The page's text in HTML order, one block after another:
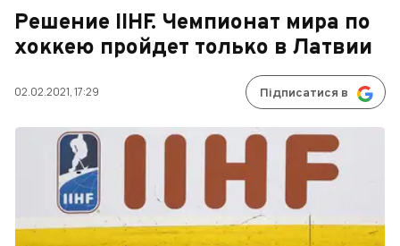
Решение IIHF. Чемпионат мира по
хоккею пройдет только в Латвии
02.02.2021, 17:29 Підписатися в